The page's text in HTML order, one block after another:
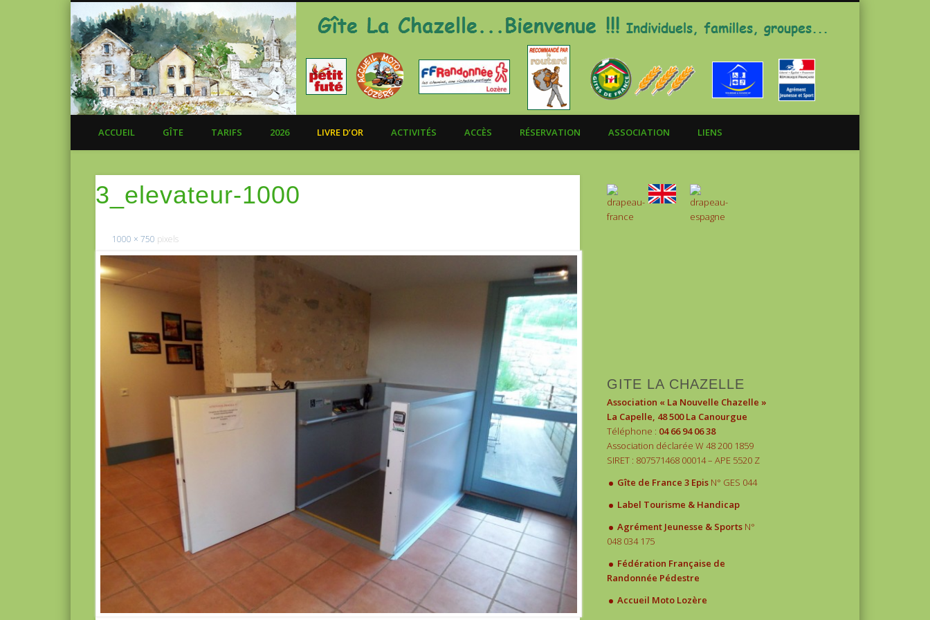
ACCUEIL GÎTE TARIFS 2026 LIVRE D’OR ACTIVITÉS ACCÈS RÉSERVATION ASSOCIATION LIENS
3_elevateur-1000
1000 × 750 pixels
GITE LA CHAZELLE
Association « La Nouvelle Chazelle »
La Capelle, 48 500 La Canourgue
Téléphone : 04 66 94 06 38
Association déclarée W 48 200 1859
SIRET : 807571468 00014 – APE 5520 Z
. Gîte de France 3 Epis N° GES 044
. Label Tourisme & Handicap
. Agrément Jeunesse & SportsN°
048 034 175
. Fédération Française de
Randonnée Pédestre
.Accueil Moto Lozère